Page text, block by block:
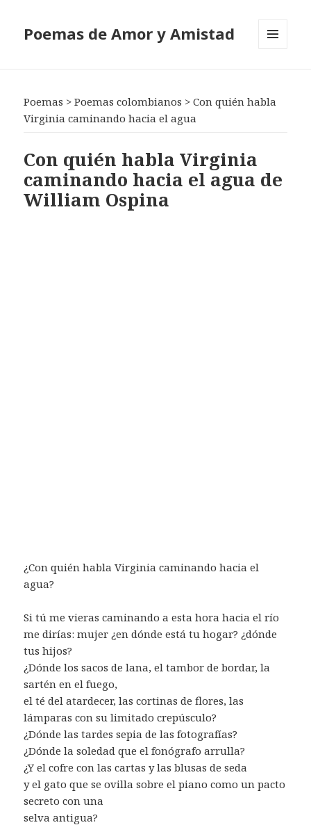
Poemas de Amor y Amistad
Poemas >Poemas colombianos >Con quién habla
Virginia caminando hacia el agua
Con quién habla Virginia
caminando hacia el agua de
William Ospina
¿Con quién habla Virginia caminando hacia el
agua?
Si tú me vieras caminando a esta hora hacia el río
me dirías: mujer ¿en dónde está tu hogar? ¿dónde
tus hijos?
¿Dónde los sacos de lana, el tambor de bordar, la
sartén en el fuego,
el té del atardecer, las cortinas de flores, las
lámparas con su limitado crepúsculo?
¿Dónde las tardes sepia de las fotografías?
¿Dónde la soledad que el fonógrafo arrulla?
¿Y el cofre con las cartas y las blusas de seda
y el gato que se ovilla sobre el piano como un pacto
secreto con una
selva antigua?